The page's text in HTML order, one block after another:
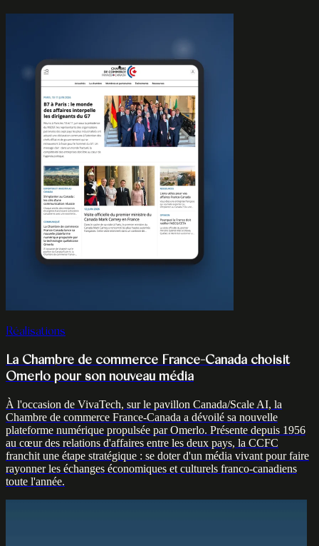
Réalisations
La Chambre de commerce France-Canada choisit
Omerlo pour son nouveau média
À l'occasion de VivaTech, sur le pavillon Canada/Scale AI, la
Chambre de commerce France-Canada a dévoilé sa nouvelle
plateforme numérique propulsée par Omerlo. Présente depuis 1956
au cœur des relations d'affaires entre les deux pays, la CCFC
franchit une étape stratégique : se doter d'un média vivant pour faire
rayonner les échanges économiques et culturels franco-canadiens
toute l'année.